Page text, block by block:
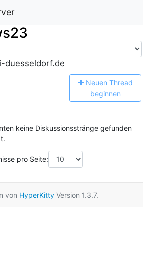
duesseldorf.de
Neuen Thread
beginnen
keine Diskussionsstränge gefunden
pro Seite:
von HyperKitty Version 1.3.7.